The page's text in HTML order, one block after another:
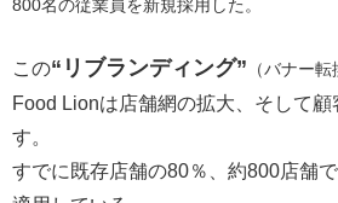
800名の従業員を新規採用した。
この“リブランディング” （バナー転
Food Lionは店舗網の拡大、そして
す。
すでに既存店舗の80％、約800店舗